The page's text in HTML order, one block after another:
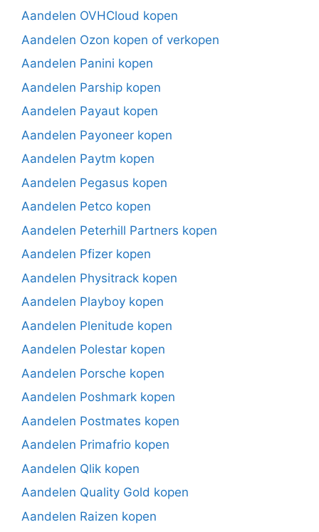
Aandelen OVHCloud kopen
Aandelen Ozon kopen of verkopen
Aandelen Panini kopen
Aandelen Parship kopen
Aandelen Payaut kopen
Aandelen Payoneer kopen
Aandelen Paytm kopen
Aandelen Pegasus kopen
Aandelen Petco kopen
Aandelen Peterhill Partners kopen
Aandelen Pfizer kopen
Aandelen Physitrack kopen
Aandelen Playboy kopen
Aandelen Plenitude kopen
Aandelen Polestar kopen
Aandelen Porsche kopen
Aandelen Poshmark kopen
Aandelen Postmates kopen
Aandelen Primafrio kopen
Aandelen Qlik kopen
Aandelen Quality Gold kopen
Aandelen Raizen kopen